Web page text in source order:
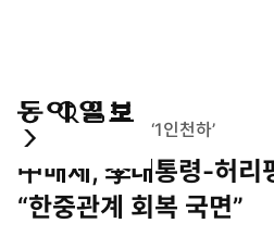
통
검
색
마
페
이
지
전
메
뉴
펼
국제 시진핑 3연임 ‘1인천하’
中매체, 李대통령-허리
“한중관계 회복 국면”